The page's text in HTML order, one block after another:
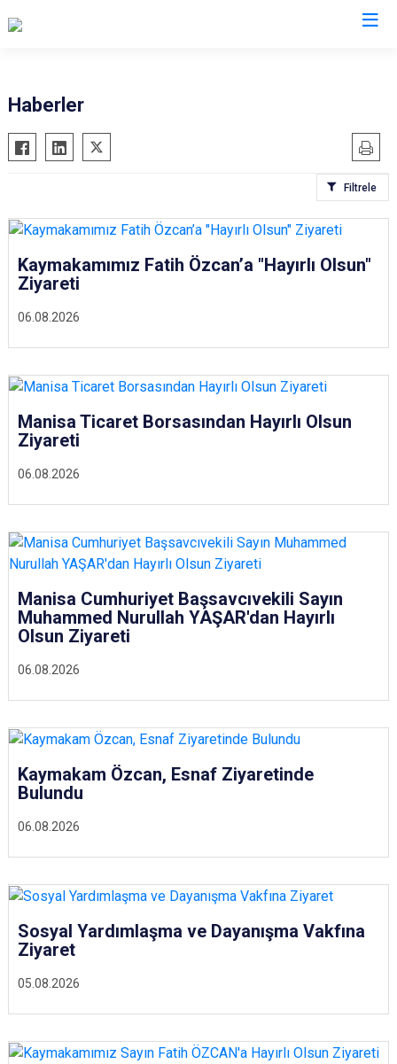
Ahmetli
Akhisar
Demirci
Gördes
Selendi
Turgutlu
Haberler
Filtrele
06.08.2026
Kaymakamımız Fatih Özcan’a "Hayırlı Olsun"
Ziyareti
06.08.2026
Manisa Ticaret Borsasından Hayırlı Olsun
Ziyareti
06.08.2026
Manisa Cumhuriyet Başsavcıvekili Sayın
Muhammed Nurullah YAŞAR'dan Hayırlı
Olsun Ziyareti
06.08.2026
Kaymakam Özcan, Esnaf Ziyaretinde
Bulundu
05.08.2026
Sosyal Yardımlaşma ve Dayanışma Vakfına
Ziyaret